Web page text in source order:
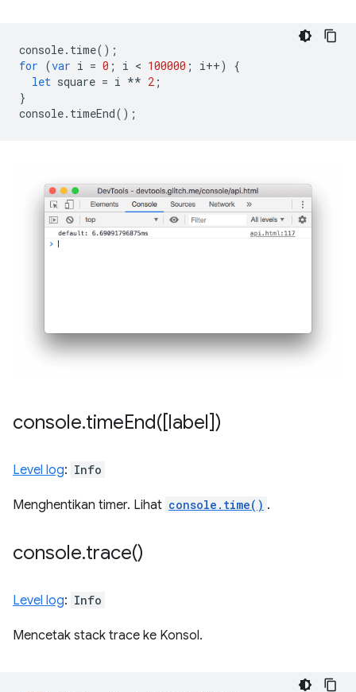
console. time();
for (var i = 0 ; i < 100000 ; i++)
{
let square = i ** 2 ;
}
console. timeEnd();
console.timeEnd([label])
Level log: Info
Menghentikan timer. Lihat console.time() .
console.trace()
Level log: Info
Mencetak stack trace ke Konsol.